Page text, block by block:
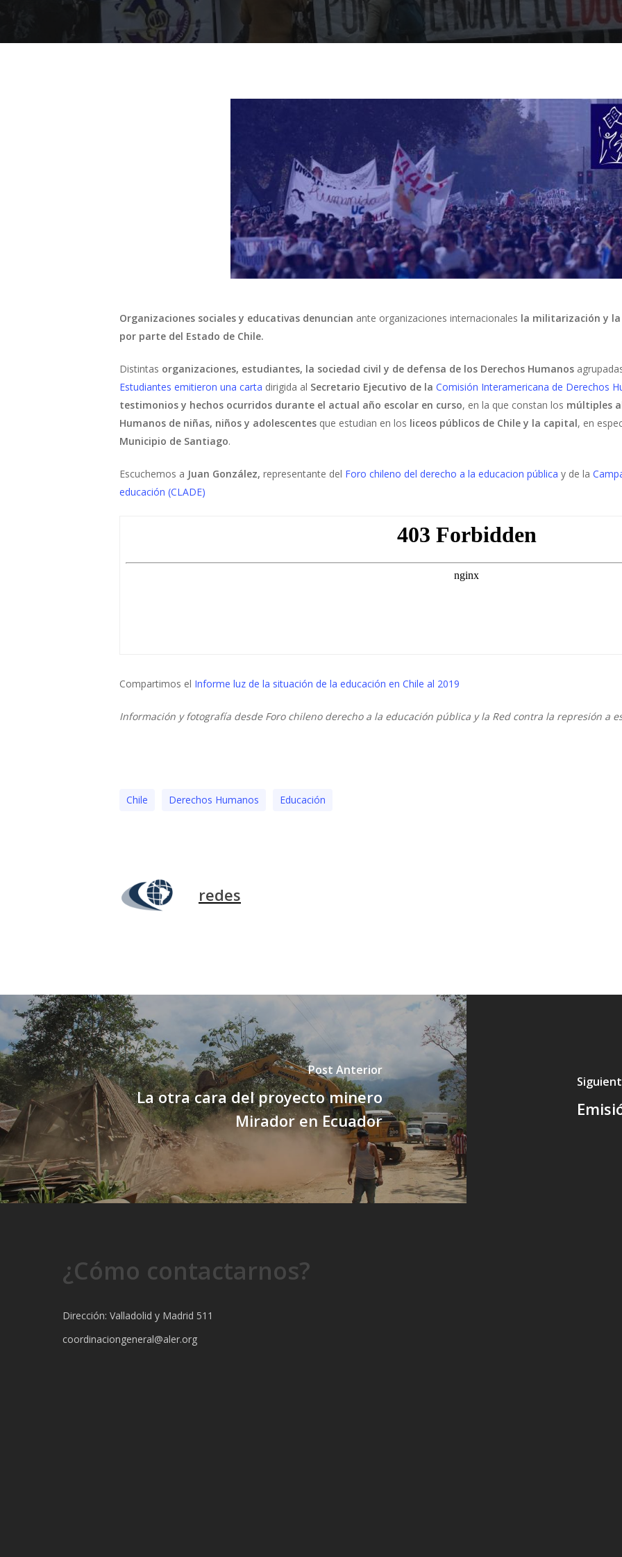
Organizaciones sociales y educativas denuncian ante organizaciones internacionales la militarización y la
por parte del Estado de Chile.
Distintas organizaciones, estudiantes, la sociedad civil y de defensa de los Derechos Humanos
Estudiantes emitieron una carta dirigida al Secretario Ejecutivo de la Comisión Interamericana de Derechos
testimonios y hechos ocurridos durante el actual año escolar en curso, en la que constan los múltiples
Humanos de niñas, niños y adolescentes que estudian en los liceos públicos de Chile y la capital, en
Municipio de Santiago.
Escuchemos a Juan González, representante del Foro chileno del derecho a la educacion pública y de la
educación (CLADE)
Compartimos el Informe luz de la situación de la educación en Chile al 2019
Información y fotografía desde Foro chileno derecho a la educación pública y la Red contra la represión a
Chile Derechos Humanos Educación
redes
Post Anterior
La otra cara del proyecto minero
Mirador en Ecuador
¿Cómo contactarnos?
Dirección: Valladolid y Madrid 511
coordinaciongeneral@aler.org